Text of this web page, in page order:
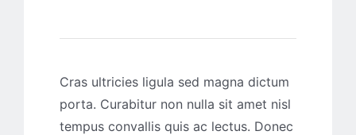
Cras ultricies ligula sed magna dictum
porta. Curabitur non nulla sit amet nisl
tempus convallis quis ac lectus. Donec